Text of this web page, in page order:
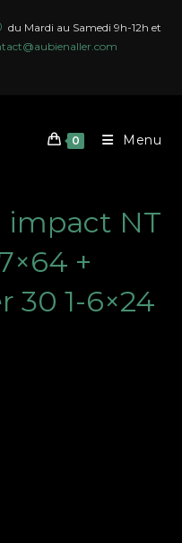
du Mardi au Samedi 9h-12h et
0 Menu
impact NT
+
30 1-6×24